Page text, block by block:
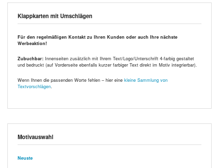
Klappkarten mit Umschlägen
Für den regelmäßigen Kontakt zu Ihren Kunden oder auch Ihre nächste
Werbeaktion!
Zubuchbar: Innenseiten zusätzlich mit Ihrem Text/Logo/Unterschrift 4-farbig gestaltet
und bedruckt (auf Vorderseite ebenfalls kurzer farbiger Text direkt im Motiv integrierbar).
Wenn Ihnen die passenden Worte fehlen – hier eine kleine Sammlung von
Textvorschlägen
Motivauswahl
Neuste